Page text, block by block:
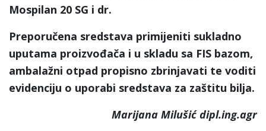
Mospilan 20 SG i dr.
Preporučena sredstava primijeniti sukladno
uputama proizvođača i u skladu sa FIS bazom,
ambalažni otpad propisno zbrinjavati te voditi
evidenciju o uporabi sredstava za zaštitu bilja.
Marijana Milušić dipl.ing.agr